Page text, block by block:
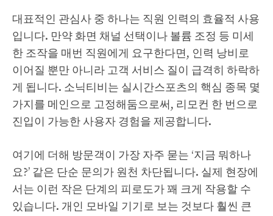
대표적인 관심사 중 하나는 직원 인력의 효율적 사용
입니다. 만약 화면 채널 선택이나 볼륨 조정 등 미세
한 조작을 매번 직원에게 요구한다면, 인력 낭비로
이어질 뿐만 아니라 고객 서비스 질이 급격히 하락하
게 됩니다. 소닉티비는 실시간스포츠의 핵심 종목 몇
가지를 메인으로 고정해둠으로써, 리모컨 한 번으로
진입이 가능한 사용자 경험을 제공합니다.
여기에 더해 방문객이 가장 자주 묻는 ‘지금 뭐하나
요?’ 같은 단순 문의가 원천 차단됩니다. 실제 현장에
서는 이런 작은 단계의 피로도가 꽤 크게 작용할 수
있습니다. 개인 모바일 기기로 보는 것보다 훨씬 큰